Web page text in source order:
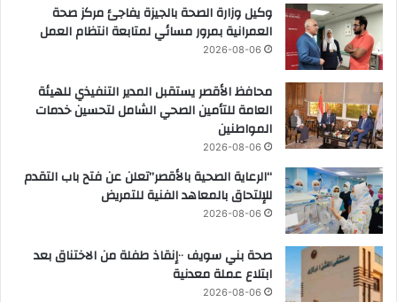
وكيل وزارة الصحة بالجيزة يفاجئ مركز صحة
العمرانية بمرور مسائي لمتابعة انتظام العمل
2026-08-06
محافظ الأقصر يستقبل المدير التنفيذي للهيئة
العامة للتأمين الصحي الشامل لتحسين خدمات
المواطنين
2026-08-06
“الرعاية الصحية بالأقصر”تعلن عن فتح باب التقدم
للإلتحاق بالمعاهد الفنية للتمريض
2026-08-06
صحة بني سويف ٠٠إنقاذ طفلة من الاختناق بعد
ابتلاع عملة معدنية
2026-08-06